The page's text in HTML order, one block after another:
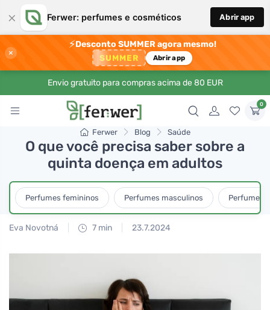
× Ferwer: perfumes e cosméticos Abrir app
×
⚡Desconto SUMMER agora mesmo!
SUMMER Abrir app
Envio gratuito para compras acima de 80 EUR
0
Ferwer Blog Saúde
O que você precisa saber sobre a
quinta doença em adultos
Perfumes femininos Perfumes masculinos Perfumes
Eva Novotná 7 min 23.7.2024